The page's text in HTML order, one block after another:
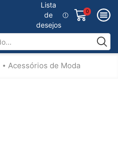
Lista
de
desejos
0
• Acessórios de Moda